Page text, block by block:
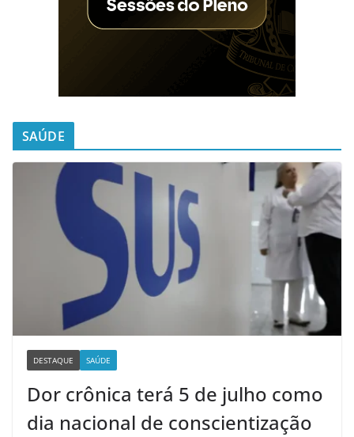
SAÚDE
DESTAQUE SAÚDE
Dor crônica terá 5 de julho como
dia nacional de conscientização